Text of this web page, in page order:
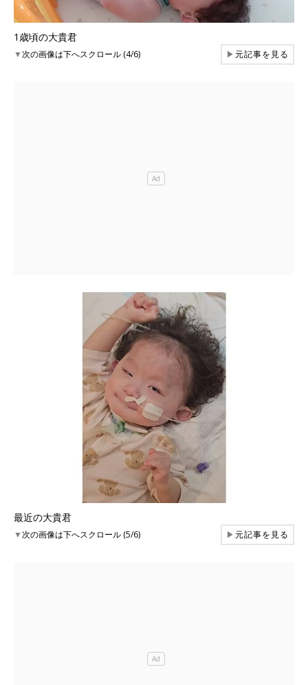
1歳頃の大貴君
▼次の画像は下へスクロール (4/6) ▶元記事を見る
最近の大貴君
▼次の画像は下へスクロール (5/6) ▶元記事を見る